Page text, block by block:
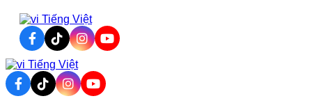
Tiếng Việt
Tiếng Việt